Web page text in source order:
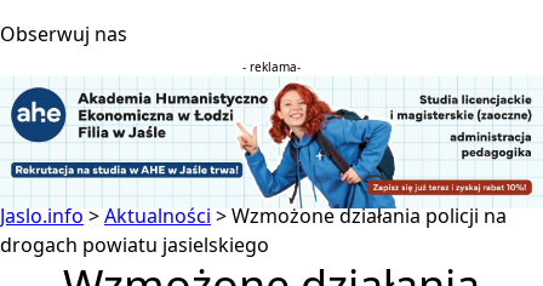
Obserwuj nas
- reklama-
Jaslo.info>Aktualności >Wzmożone działania policji na
drogach powiatu jasielskiego